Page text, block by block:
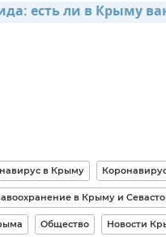
есть ли в Крыму
в Крыму
в Крыму и
Общество Новости